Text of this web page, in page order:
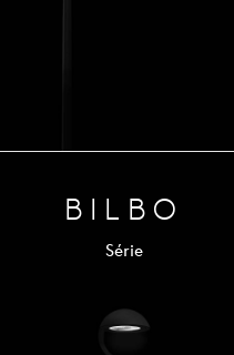
BILBO
Série